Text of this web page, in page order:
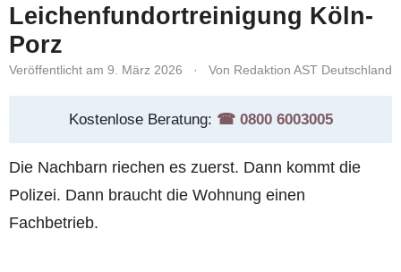
Leichenfundortreinigung Köln-
Porz
Veröffentlicht am 9. März 2026 · Von Redaktion AST Deutschland
Kostenlose Beratung: ☎︎ 0800 6003005
Die Nachbarn riechen es zuerst. Dann kommt die
Polizei. Dann braucht die Wohnung einen
Fachbetrieb.